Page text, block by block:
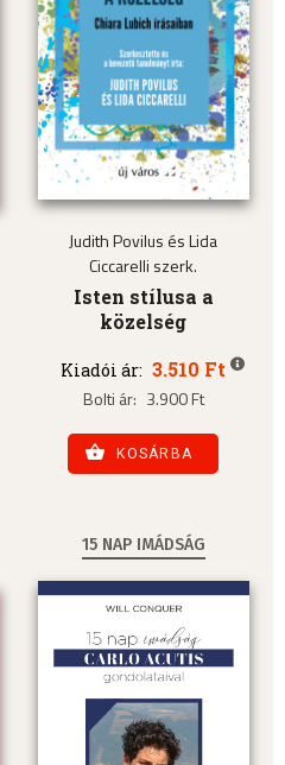
Judith Povilus és Lida
Ciccarelli szerk.
Isten stílusa a
közelség
Kiadói ár: 3.510 Ft
Bolti ár: 3.900 Ft
KOSÁRBA
15 NAP IMÁDSÁG